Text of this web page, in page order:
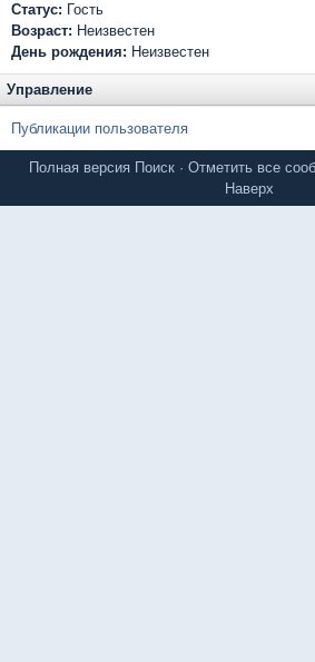
Статус: Гость
Возраст: Неизвестен
День рождения: Неизвестен
Управление
Публикации пользователя
Полная версия Поиск · Отметить все
Наверх